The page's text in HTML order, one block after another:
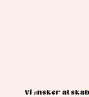
Vi ønsker at